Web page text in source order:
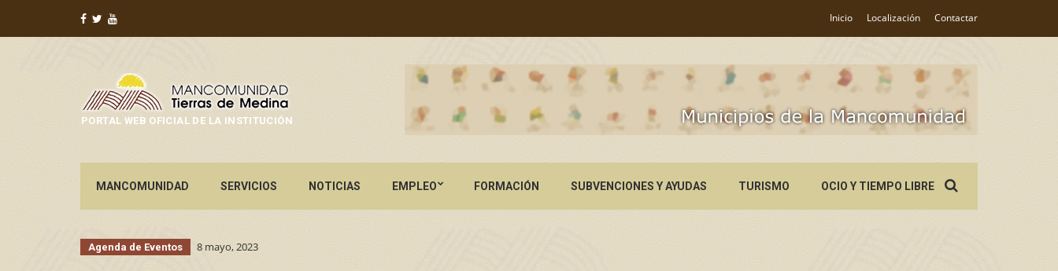
Inicio Localización Contactar
PORTAL WEB OFICIAL DE LA INSTITUCIÓN
MANCOMUNIDAD SERVICIOS NOTICIAS EMPLEO FORMACIÓN SUBVENCIONES Y AYUDAS TURISMO OCIO Y TIEMPO LIBREfor:
Agenda de Eventos 8 mayo, 2023